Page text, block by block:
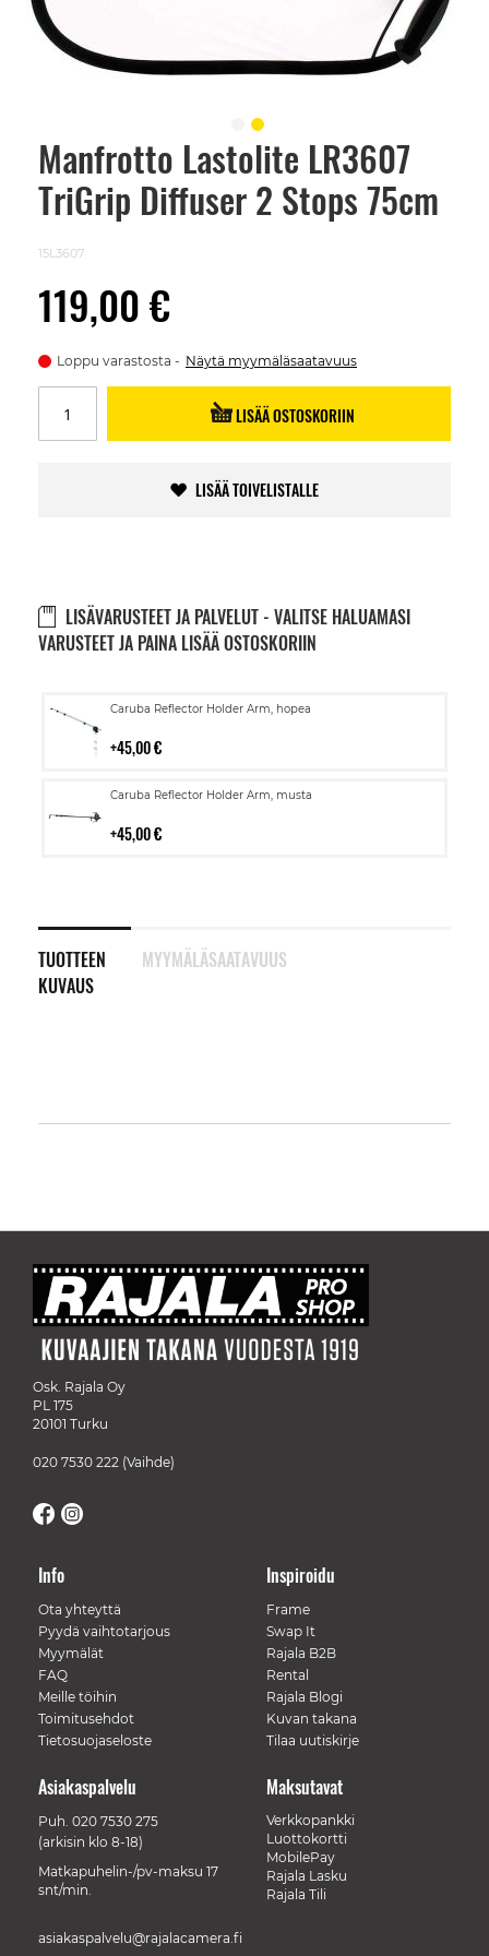
Manfrotto Lastolite LR3607
TriGrip Diffuser 2 Stops 75cm
15L3607
119,00 €
Loppu varastosta Näytä myymäläsaatavuus
LISÄÄ OSTOSKORIIN
LISÄÄ TOIVELISTALLE
LISÄVARUSTEET JA PALVELUT - VALITSE HALUAMASI
VARUSTEET JA PAINA LISÄÄ OSTOSKORIIN
Caruba Reflector Holder Arm, hopea
45,00 €
Lisää
Caruba Reflector Holder Arm, musta
45,00 €
Lisää
TUOTTEEN
KUVAUS
MYYMÄLÄSAATAVUUS
Skip
beginning
images
Osk. Rajala Oy
PL 175
20101 Turku
020 7530 222 (Vaihde)
Info
Ota yhteyttä
Pyydä vaihtotarjous
Myymälät
FAQ
Meille töihin
Toimitusehdot
Tietosuojaseloste
Inspiroidu
Frame
Swap It
Rajala B2B
Rental
Rajala Blogi
Kuvan takana
Tilaa uutiskirje
Maksutavat
Verkkopankki
Luottokortti
MobilePay
Rajala Lasku
Rajala Tili
Asiakaspalvelu
Puh. 020 7530 275
(arkisin klo 8-18)
Matkapuhelin-/pv-maksu 17
snt/min.
asiakaspalvelu@rajalacamera.fi